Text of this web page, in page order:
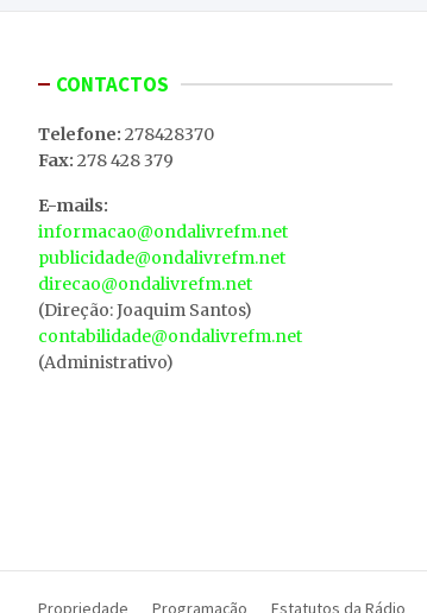
CONTACTOS
Telefone: 278428370
Fax: 278 428 379
E-mails:
informacao@ondalivrefm.net
publicidade@ondalivrefm.net
direcao@ondalivrefm.net
(Direção: Joaquim Santos)
contabilidade@ondalivrefm.net
(Administrativo)
Propriedade Programação Estatutos da Rádio